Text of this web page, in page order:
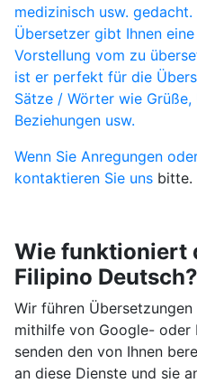
medizinisch usw.
Übersetzer gibt Ihnen
Vorstellung vom zu
ist er perfekt für die
Sätze / Wörter wie Grüße,
Beziehungen usw.
Wenn Sie Anregungen
kontaktieren Sie unsbitte.
Wie funktioniert
Filipino Deutsch?
Wir führen
mithilfe von Google- oder
senden den von Ihnen
an diese Dienste und sie